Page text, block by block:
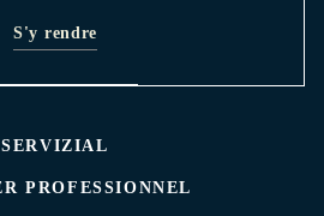
S'y rendre
SERVIZIAL
PROFESSIONNEL